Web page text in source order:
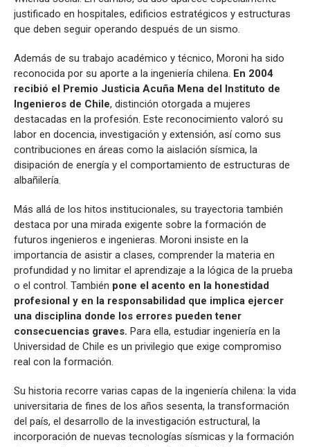
justificado en hospitales, edificios estratégicos y estructuras
que deben seguir operando después de un sismo.
Además de su trabajo académico y técnico, Moroni ha sido
reconocida por su aporte a la ingeniería chilena. En 2004
recibió el Premio Justicia Acuña Mena del Instituto de
Ingenieros de Chile, distinción otorgada a mujeres
destacadas en la profesión. Este reconocimiento valoró su
labor en docencia, investigación y extensión, así como sus
contribuciones en áreas como la aislación sísmica, la
disipación de energía y el comportamiento de estructuras de
albañilería.
Más allá de los hitos institucionales, su trayectoria también
destaca por una mirada exigente sobre la formación de
futuros ingenieros e ingenieras. Moroni insiste en la
importancia de asistir a clases, comprender la materia en
profundidad y no limitar el aprendizaje a la lógica de la prueba
o el control. También pone el acento en la honestidad
profesional y en la responsabilidad que implica ejercer
una disciplina donde los errores pueden tener
consecuencias graves. Para ella, estudiar ingeniería en la
Universidad de Chile es un privilegio que exige compromiso
real con la formación.
Su historia recorre varias capas de la ingeniería chilena: la vida
universitaria de fines de los años sesenta, la transformación
del país, el desarrollo de la investigación estructural, la
incorporación de nuevas tecnologías sísmicas y la formación